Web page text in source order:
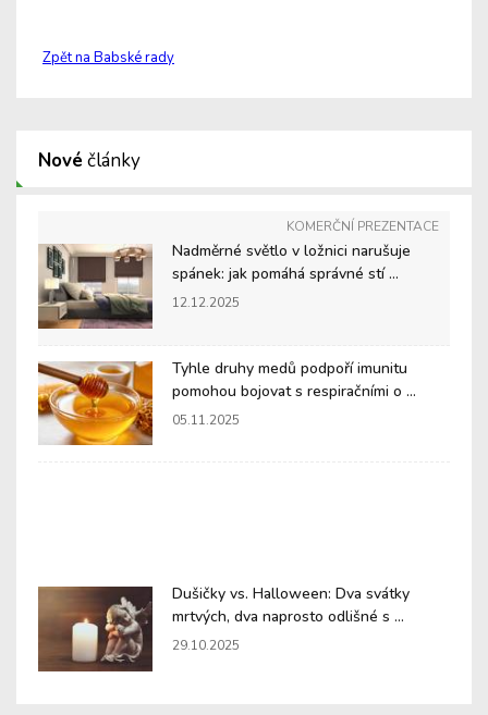
Zpět na Babské rady
Nové články
KOMERČNÍ PREZENTACE
Nadměrné světlo v ložnici narušuje
spánek: jak pomáhá správné stí ...
12.12.2025
Tyhle druhy medů podpoří imunitu
pomohou bojovat s respiračními o ...
05.11.2025
Dušičky vs. Halloween: Dva svátky
mrtvých, dva naprosto odlišné s ...
29.10.2025